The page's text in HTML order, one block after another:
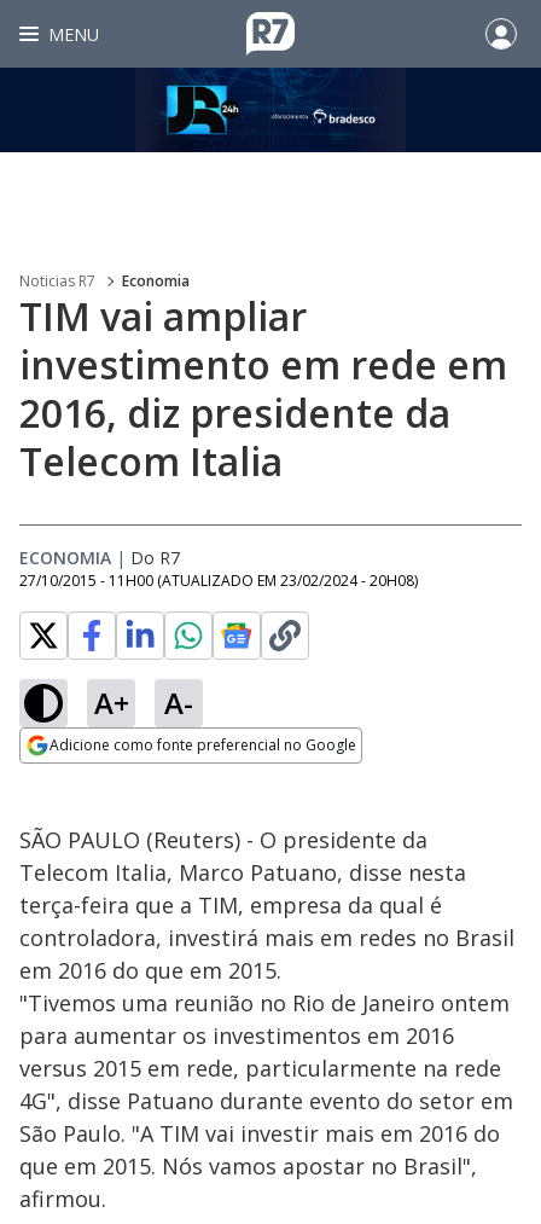
MENU
Noticias R7 Economia
TIM vai ampliar
investimento em rede em
2016, diz presidente da
Telecom Italia
ECONOMIA | Do R7
27/10/2015 - 11H00 (ATUALIZADO EM 23/02/2024 - 20H08)
A+ A-
Adicione como fonte preferencial no Google
SÃO PAULO (Reuters) - O presidente da
Telecom Italia, Marco Patuano, disse nesta
terça-feira que a TIM, empresa da qual é
controladora, investirá mais em redes no Brasil
em 2016 do que em 2015.
"Tivemos uma reunião no Rio de Janeiro ontem
para aumentar os investimentos em 2016
versus 2015 em rede, particularmente na rede
4G", disse Patuano durante evento do setor em
São Paulo. "A TIM vai investir mais em 2016 do
que em 2015. Nós vamos apostar no Brasil",
afirmou.